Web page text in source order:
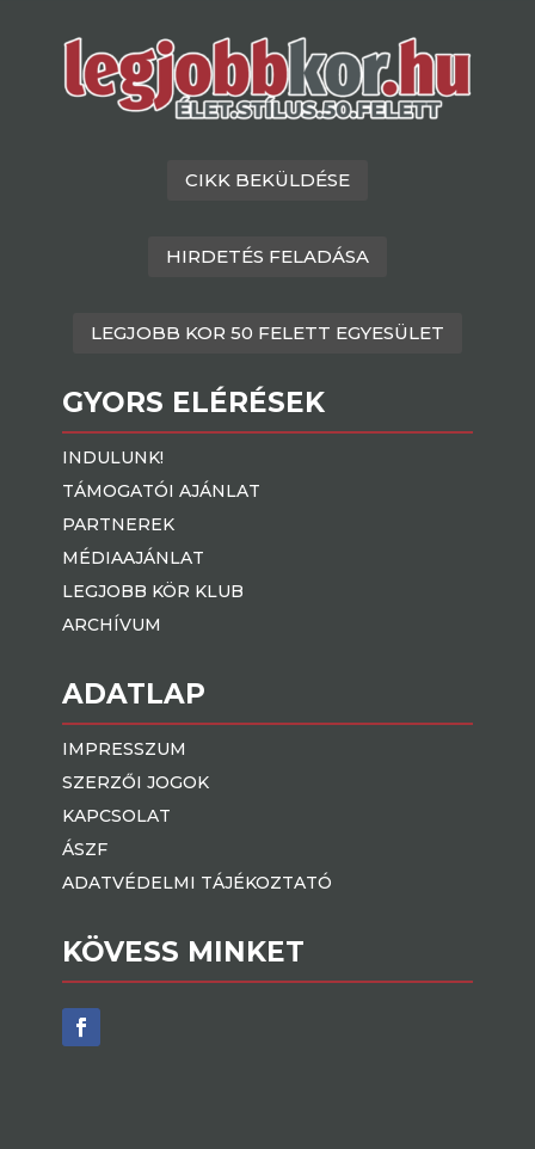
CIKK BEKÜLDÉSE
HIRDETÉS FELADÁSA
LEGJOBB KOR 50 FELETT EGYESÜLET
GYORS ELÉRÉSEK
INDULUNK!
TÁMOGATÓI AJÁNLAT
PARTNEREK
MÉDIAAJÁNLAT
LEGJOBB KÖR KLUB
ARCHÍVUM
ADATLAP
IMPRESSZUM
SZERZŐI JOGOK
KAPCSOLAT
ÁSZF
ADATVÉDELMI TÁJÉKOZTATÓ
KÖVESS MINKET